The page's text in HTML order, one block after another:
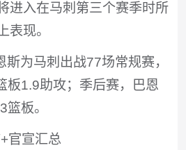
进入在马刺第三个赛季时所
表现。
为马刺出战77场常规赛，
板1.9助攻；季后赛，巴恩
板。
官宣汇总